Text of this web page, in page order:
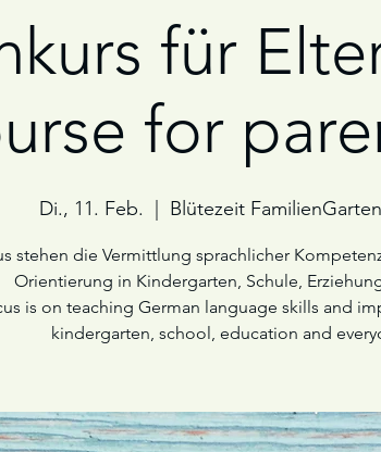
für
for
Di., 11. Feb. Blütezeit
stehen die Vermittlung sprachlicher
Orientierung in Kindergarten, Schule,
is on teaching German language skills and